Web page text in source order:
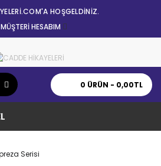
HOŞGELDİNİZ.
MÜŞTERI HESABIM
0 ÜRÜN - 0,00TL
Serisi